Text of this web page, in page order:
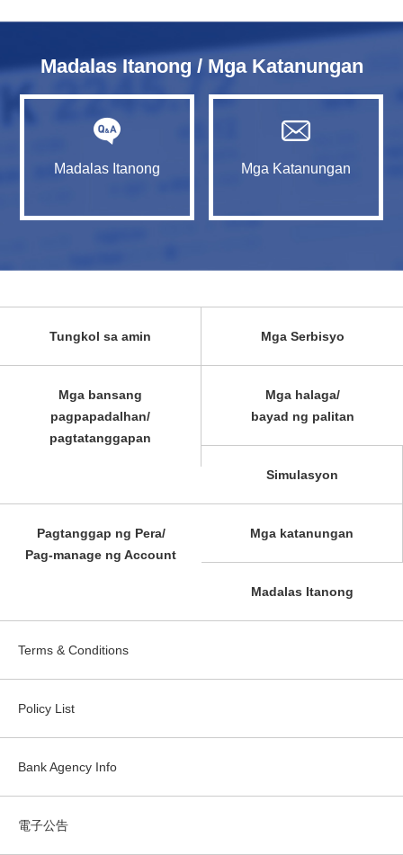
Madalas Itanong / Mga Katanungan
Madalas Itanong Mga Katanungan
Tungkol sa amin Mga Serbisyo
Mga bansang
pagpapadalhan/
pagtatanggapan
Mga halaga/
bayad ng palitan
Simulasyon
Pagtanggap ng Pera/
Pag-manage ng Account
Mga katanungan
Madalas Itanong
Terms & Conditions
Policy List
Bank Agency Info
電子公告